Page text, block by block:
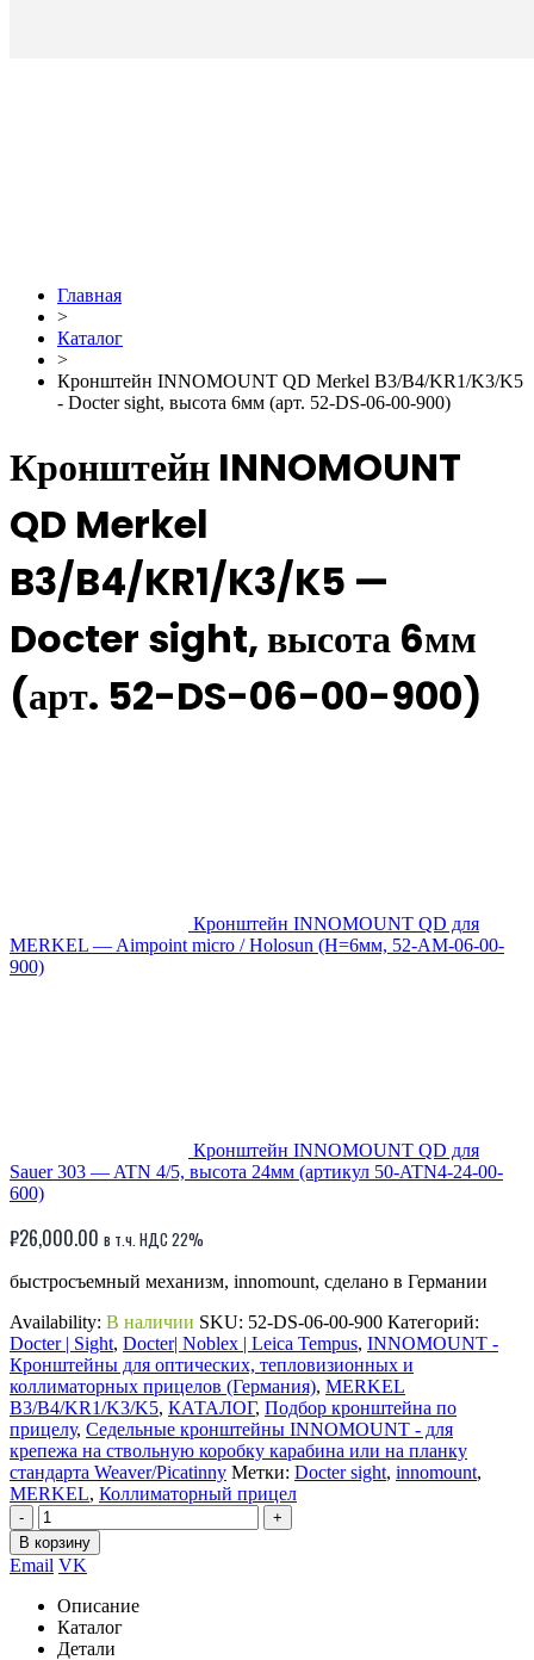
Главная
>
Каталог
>
Кронштейн INNOMOUNT QD Merkel B3/B4/KR1/K3/K5
- Docter sight, высота 6мм (арт. 52-DS-06-00-900)
Кронштейн INNOMOUNT
QD Merkel
B3/B4/KR1/K3/K5 —
Docter sight, высота 6мм
(арт. 52-DS-06-00-900)
Кронштейн INNOMOUNT QD для
MERKEL — Aimpoint micro / Holosun (H=6мм, 52-AM-06-00-
900)
Кронштейн INNOMOUNT QD для
Sauer 303 — ATN 4/5, высота 24мм (артикул 50-ATN4-24-00-
600)
₽26,000.00 в т.ч. НДС 22%
быстросъемный механизм, innomount, сделано в Германии
Availability: В наличии SKU: 52-DS-06-00-900 Категорий:
Docter | Sight, Docter| Noblex | Leica Tempus, INNOMOUNT -
Кронштейны для оптических, тепловизионных и
коллиматорных прицелов (Германия), MERKEL
B3/B4/KR1/K3/K5, КАТАЛОГ, Подбор кронштейна по
прицелу, Седельные кронштейны INNOMOUNT - для
крепежа на ствольную коробку карабина или на планку
стандарта Weaver/Picatinny Метки: Docter sight, innomount,
MERKEL, Коллиматорный прицел
-
+
В корзину
Email VK
Описание
Каталог
Детали